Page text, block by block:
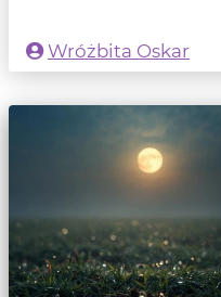
Wróżbita Oskar